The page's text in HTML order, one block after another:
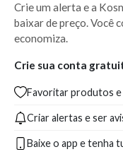
Crie um alerta e a
baixar de preço. Você
economiza.
Crie sua conta
Favoritar produtos e
Criar alertas e ser
Baixe o app e tenha